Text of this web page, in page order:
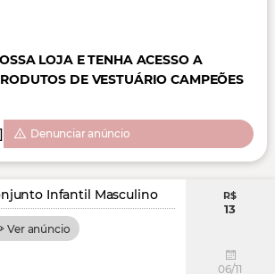
LOJA E TENHA ACESSO A
DE VESTUÁRIO CAMPEÕES
Denunciar anúncio
Infantil Masculino
Ver anúncio
R$
13
06/11